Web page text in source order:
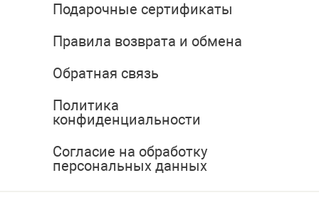
Подарочные сертификаты
Правила возврата и обмена
Обратная связь
Политика
конфиденциальности
Согласие на обработку
персональных данных